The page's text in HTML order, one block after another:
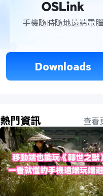
手機隨時隨地遠端電腦
Downloads
熱門資訊 查看